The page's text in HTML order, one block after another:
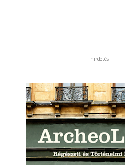
hirdetés